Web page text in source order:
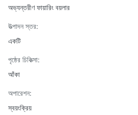
অভ্যন্তরীণ ফায়ারিং বয়লার
উত্পাদন স্তর:
একটি
পৃষ্ঠের চিকিত্সা:
আঁকা
অপারেশন:
স্বয়ংক্রিয়